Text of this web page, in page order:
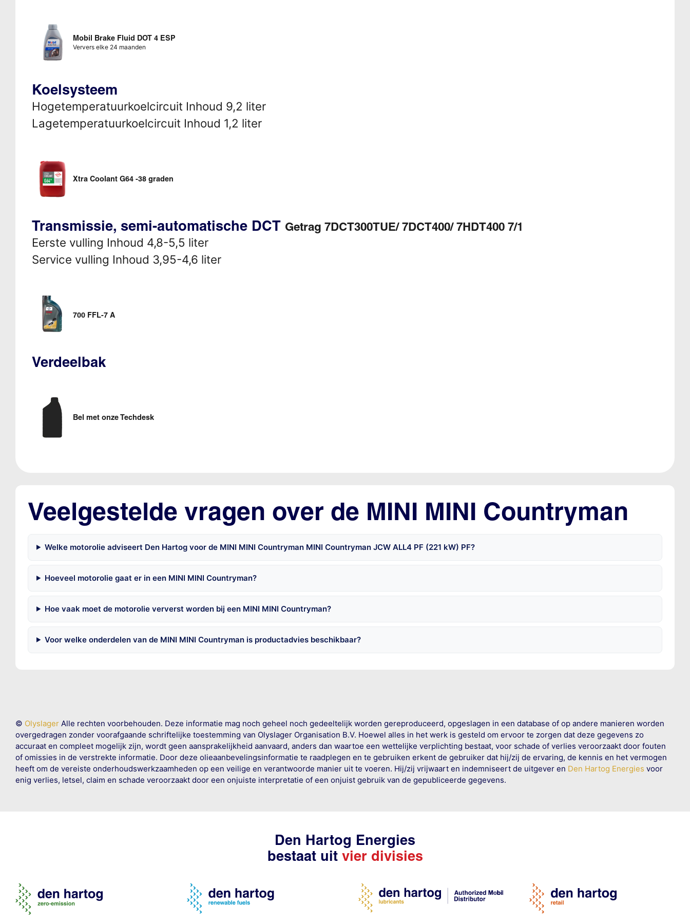
Mobil Brake Fluid DOT 4 ESP
Ververs elke 24 maanden
Koelsysteem
Hogetemperatuurkoelcircuit Inhoud 9,2 liter
Lagetemperatuurkoelcircuit Inhoud 1,2 liter
Xtra Coolant G64 -38 graden
Transmissie, semi-automatische DCT Getrag 7DCT300TUE/ 7DCT400/ 7HDT400 7/1
Eerste vulling Inhoud 4,8-5,5 liter
Service vulling Inhoud 3,95-4,6 liter
700 FFL-7 A
Verdeelbak
Bel met onze Techdesk
Veelgestelde vragen over de MINI MINI Countryman
Welke motorolie adviseert Den Hartog voor de MINI MINI Countryman MINI Countryman JCW ALL4 PF (221 kW) PF?
Hoeveel motorolie gaat er in een MINI MINI Countryman?
Hoe vaak moet de motorolie ververst worden bij een MINI MINI Countryman?
Voor welke onderdelen van de MINI MINI Countryman is productadvies beschikbaar?
© OlyslagerAlle rechten voorbehouden. Deze informatie mag noch geheel noch gedeeltelijk worden gereproduceerd, opgeslagen in een database of op andere manieren worden
overgedragen zonder voorafgaande schriftelijke toestemming van Olyslager Organisation B.V. Hoewel alles in het werk is gesteld om ervoor te zorgen dat deze gegevens zo
accuraat en compleet mogelijk zijn, wordt geen aansprakelijkheid aanvaard, anders dan waartoe een wettelijke verplichting bestaat, voor schade of verlies veroorzaakt door fouten
of omissies in de verstrekte informatie. Door deze olieaanbevelingsinformatie te raadplegen en te gebruiken erkent de gebruiker dat hij/zij de ervaring, de kennis en het vermogen
heeft om de vereiste onderhoudswerkzaamheden op een veilige en verantwoorde manier uit te voeren. Hij/zij vrijwaart en indemniseert de uitgever en Den Hartog Energies voor
enig verlies, letsel, claim en schade veroorzaakt door een onjuiste interpretatie of een onjuist gebruik van de gepubliceerde gegevens.
Den Hartog Energies
bestaat uit vier divisies